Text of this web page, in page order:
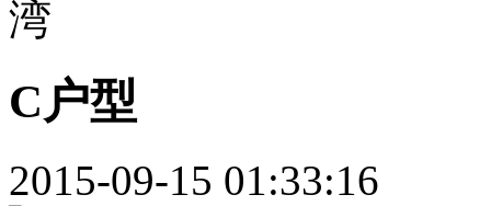
C户型
2015-09-15 01:33:16